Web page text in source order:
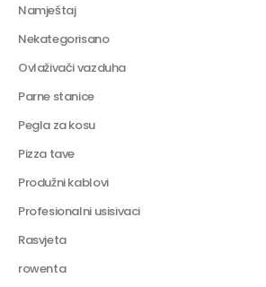
Namještaj
Nekategorisano
Ovlaživači vazduha
Parne stanice
Pegla za kosu
Pizza tave
Produžni kablovi
Profesionalni usisivaci
Rasvjeta
rowenta